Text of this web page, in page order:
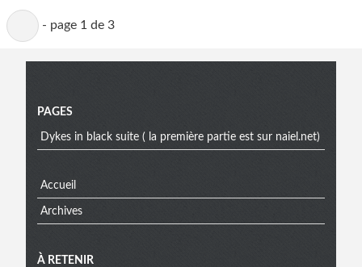
- page 1 de 3
Menu
PAGES
Dykes in black suite ( la première partie est sur naiel.net)
Accueil
Archives
À RETENIR